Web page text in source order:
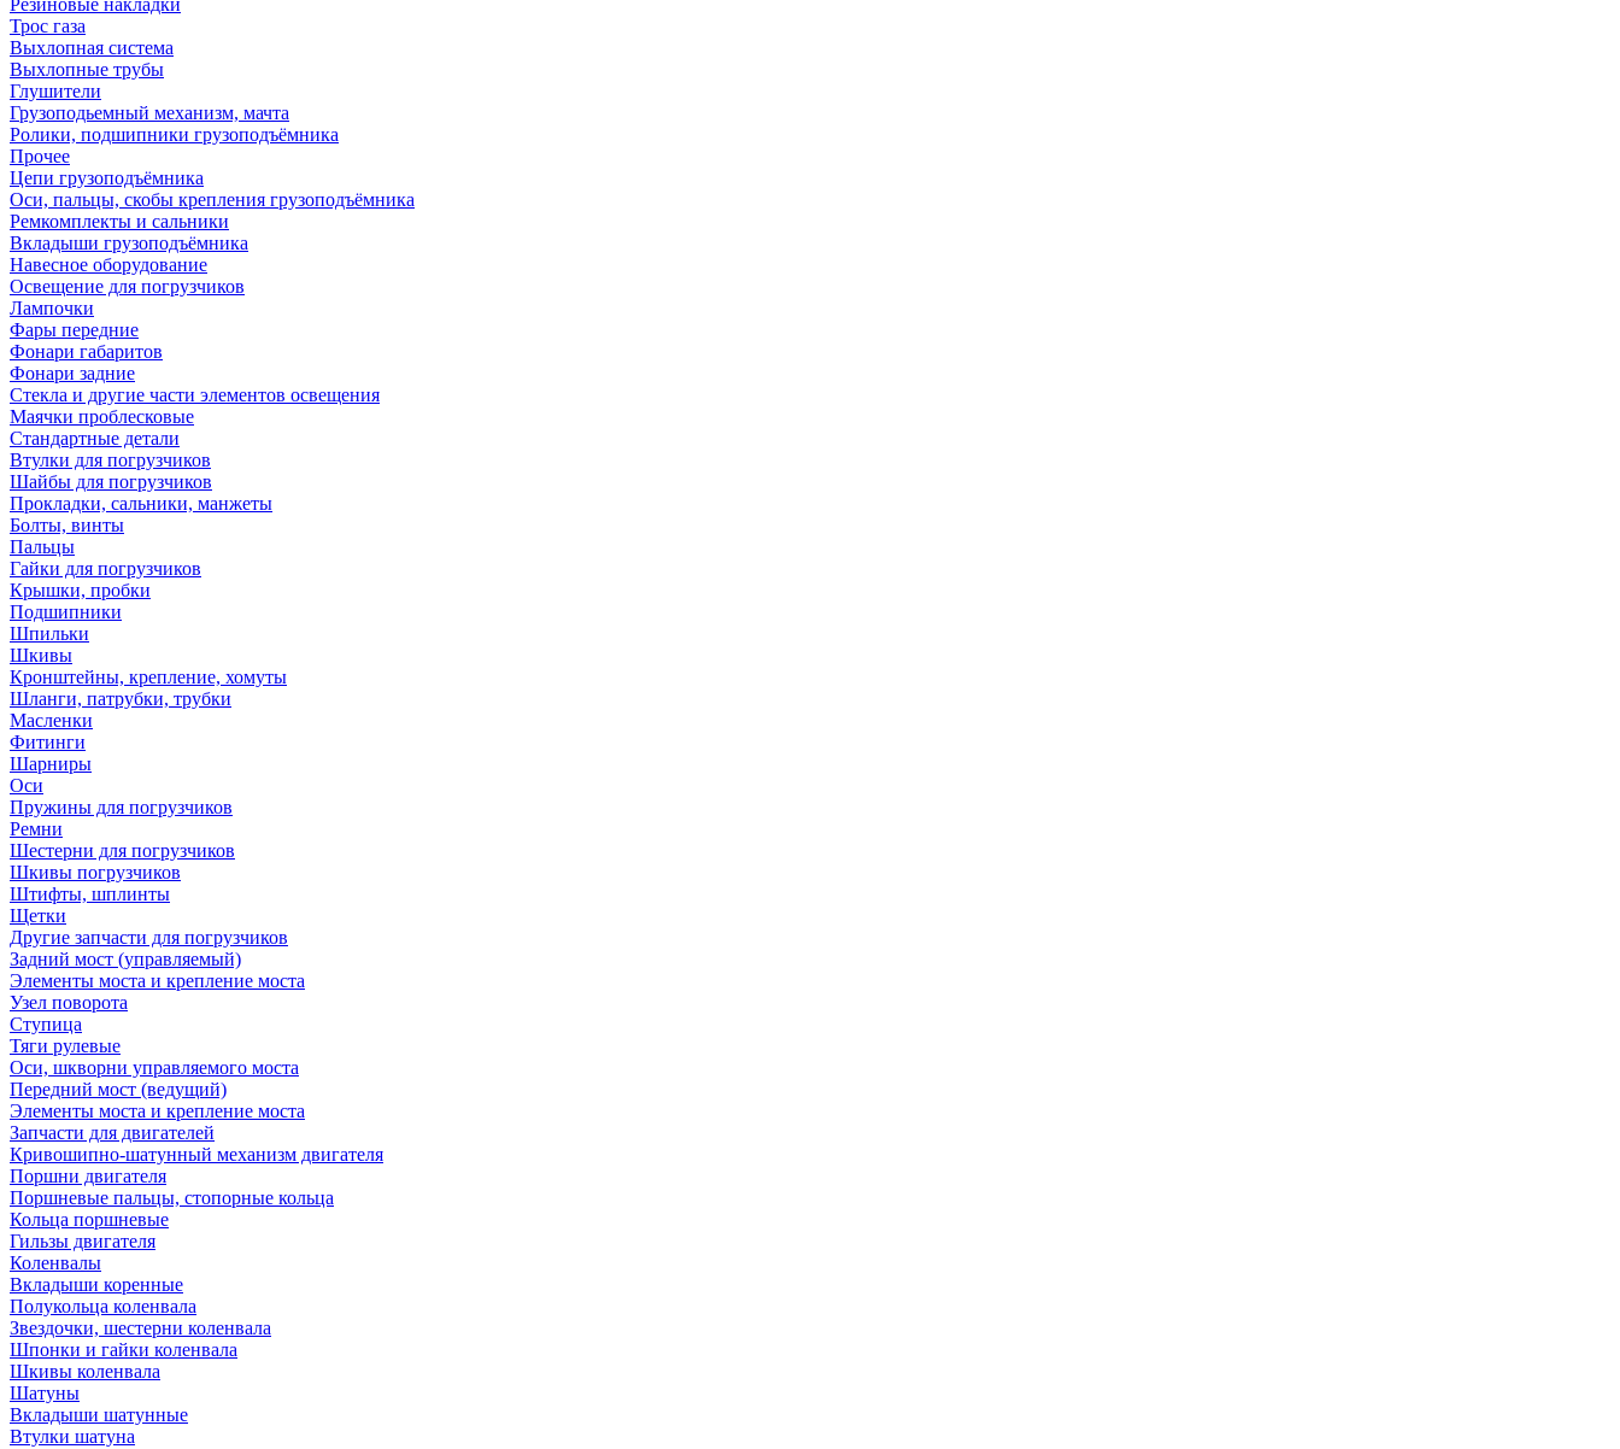
Резиновые накладки
Трос газа
Выхлопная система
Выхлопные трубы
Глушители
Грузоподьемный механизм, мачта
Ролики, подшипники грузоподъёмника
Прочее
Цепи грузоподъёмника
Оси, пальцы, скобы крепления грузоподъёмника
Ремкомплекты и сальники
Вкладыши грузоподъёмника
Навесное оборудование
Освещение для погрузчиков
Лампочки
Фары передние
Фонари габаритов
Фонари задние
Стекла и другие части элементов освещения
Маячки проблесковые
Стандартные детали
Втулки для погрузчиков
Шайбы для погрузчиков
Прокладки, сальники, манжеты
Болты, винты
Пальцы
Гайки для погрузчиков
Крышки, пробки
Подшипники
Шпильки
Шкивы
Кронштейны, крепление, хомуты
Шланги, патрубки, трубки
Масленки
Фитинги
Шарниры
Оси
Пружины для погрузчиков
Ремни
Шестерни для погрузчиков
Шкивы погрузчиков
Штифты, шплинты
Щетки
Другие запчасти для погрузчиков
Задний мост (управляемый)
Элементы моста и крепление моста
Узел поворота
Ступица
Тяги рулевые
Оси, шкворни управляемого моста
Передний мост (ведущий)
Элементы моста и крепление моста
Запчасти для двигателей
Кривошипно-шатунный механизм двигателя
Поршни двигателя
Поршневые пальцы, стопорные кольца
Кольца поршневые
Гильзы двигателя
Коленвалы
Вкладыши коренные
Полукольца коленвала
Звездочки, шестерни коленвала
Шпонки и гайки коленвала
Шкивы коленвала
Шатуны
Вкладыши шатунные
Втулки шатуна